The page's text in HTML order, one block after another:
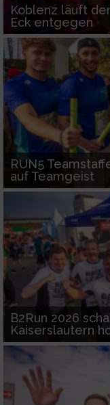
Koblenz läuft
Eck entgegen
RUN5
auf Teamgeist
B2Run 2026
Kaiserslautern